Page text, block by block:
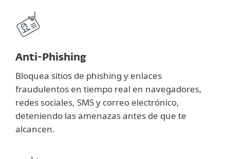
Anti-Phishing
Bloquea sitios de phishing y enlaces
fraudulentos en tiempo real en navegadores,
redes sociales, SMS y correo electrónico,
deteniendo las amenazas antes de que te
alcancen.